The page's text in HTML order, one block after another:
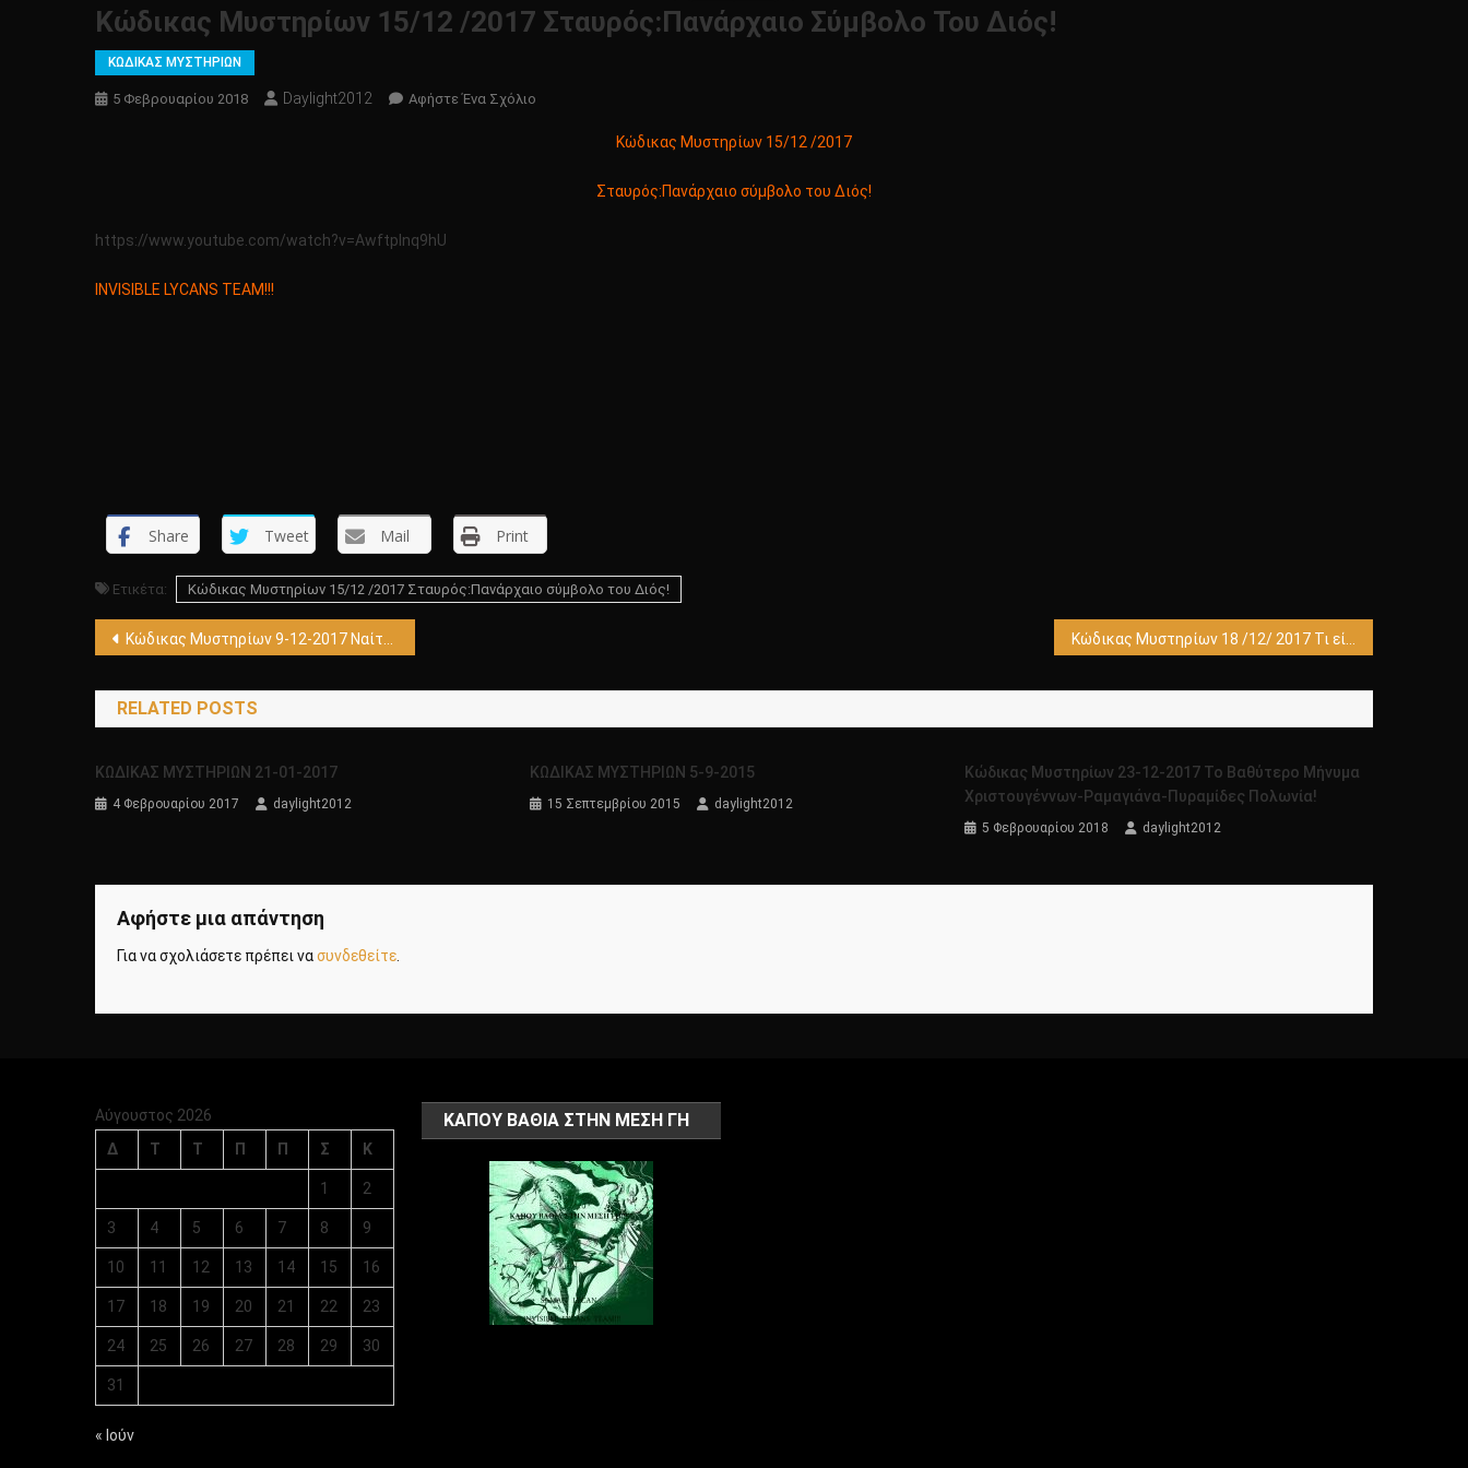
Κώδικας Μυστηρίων 15/12 /2017 Σταυρός:Πανάρχαιο Σύμβολο Του Διός!
ΚΩΔΙΚΑΣ ΜΥΣΤΗΡΙΩΝ
5 Φεβρουαρίου 2018 Daylight2012 Αφήστε Ένα Σχόλιο
Κώδικας Μυστηρίων 15/12 /2017
Σταυρός:Πανάρχαιο σύμβολο του Διός!
https://www.youtube.com/watch?v=AwftpInq9hU
INVISIBLE LYCANS TEAM!!!
Share Tweet Mail Print
Ετικέτα: Κώδικας Μυστηρίων 15/12 /2017 Σταυρός:Πανάρχαιο σύμβολο του Διός!
Πλοήγηση
άρθρων
Κώδικας Μυστηρίων 9-12-2017 Ναίτες ιππότες – Μυστήρια πλανήτη-Εχετλαίος! Κώδικας Μυστηρίων 18 /12/ 2017 Τι είπε ο Χριστός όταν συνάντησε τους Έλληνες!
RELATED POSTS
ΚΩΔΙΚΑΣ ΜΥΣΤΗΡΙΩΝ 21-01-2017
4 Φεβρουαρίου 2017 daylight2012
ΚΩΔΙΚΑΣ ΜΥΣΤΗΡΙΩΝ 5-9-2015
15 Σεπτεμβρίου 2015 daylight2012
Κώδικας Μυστηρίων 23-12-2017 Το Βαθύτερο Μήνυμα
Χριστουγέννων-Ραμαγιάνα-Πυραμίδες Πολωνία!
5 Φεβρουαρίου 2018 daylight2012
Αφήστε μια απάντηση
Για να σχολιάσετε πρέπει νασυνδεθείτε.
Αύγουστος 2026
Δ
Τ Τ Π Π Σ Κ
1 2
3 4 5 6 7 8 9
10 11 12 13 14 15 16
17 18 19 20 21 22 23
24 25 26 27 28 29 30
31
« Ιούν
ΚΑΠΟΥ ΒΑΘΙΑ ΣΤΗΝ ΜΕΣΗ ΓΗ